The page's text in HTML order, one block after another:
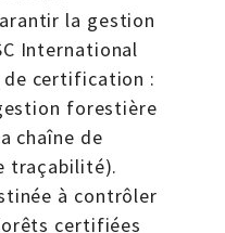
la gestion
International
de certification :
forestière
chaîne de
traçabilité).
à contrôler
certifiées